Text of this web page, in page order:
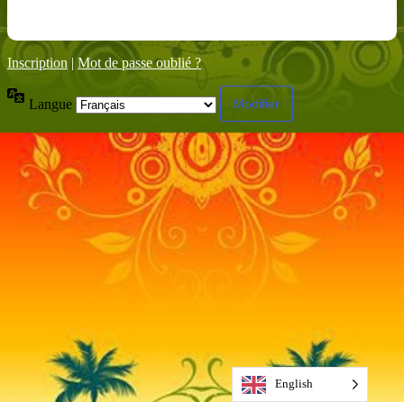
Inscription | Mot de passe oublié ?
Langue
English